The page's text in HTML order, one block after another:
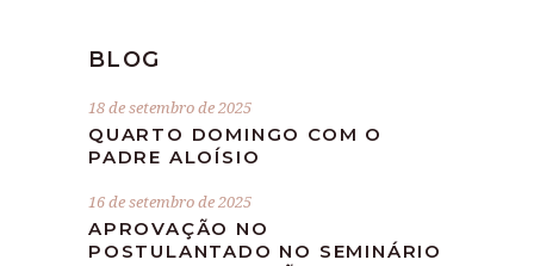
BLOG
18 de setembro de 2025
QUARTO DOMINGO COM O
PADRE ALOÍSIO
16 de setembro de 2025
APROVAÇÃO NO
POSTULANTADO NO SEMINÁRIO